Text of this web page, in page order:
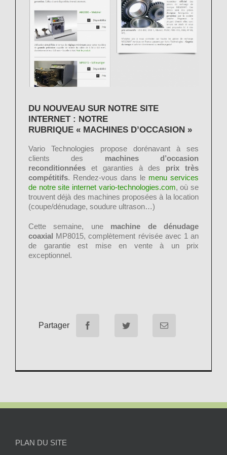
DU NOUVEAU SUR NOTRE SITE
INTERNET : NOTRE
RUBRIQUE « MACHINES D’OCCASION »
Vario Technologies propose dorénavant à ses
clients des machines d’occasion
reconditionnées et garanties à des prix très
compétitifs. Rendez-vous dans le menu services
de notre site internet vario-technologies.com, où se
trouvent déjà des machines proposées à la location
(coupe/dénudage, soudure ultrason…)
Cette semaine, une machine de dénudage
coaxial MP8015, complètement révisée avec 1 an
de garantie est mise en vente à un prix
exceptionnel.
Partager
PLAN DU SITE